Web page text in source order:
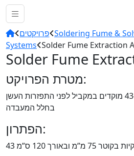
פרויקטים Soldering Fume &
Systems Solder Fume Extraction
Solder Fume
מטרת הפרויקט:
שאיבת עשן הלחמה מ-43 מוקדים במקביל לפני התפזרות העשן
בחלל המעבדה
הפתרון:
43